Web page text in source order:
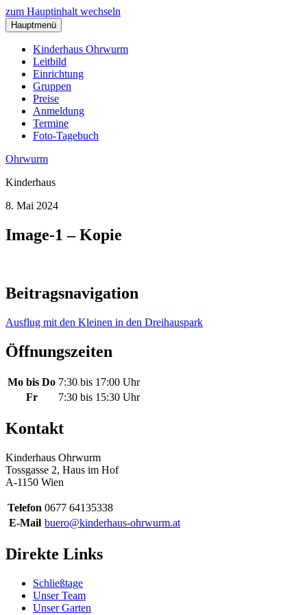
zum Hauptinhalt wechseln
Hauptmenü
Kinderhaus Ohrwurm
Leitbild
Einrichtung
Gruppen
Preise
Anmeldung
Termine
Foto-Tagebuch
Ohrwurm
Kinderhaus
8. Mai 2024
Image-1 – Kopie
Beitragsnavigation
Ausflug mit den Kleinen in den Dreihauspark
Öffnungszeiten
Mo bis Do 7:30 bis 17:00 Uhr
Fr
7:30 bis 15:30 Uhr
Kontakt
Kinderhaus Ohrwurm
Tossgasse 2, Haus im Hof
A-1150 Wien
Telefon 0677 64135338
E-Mail buero@kinderhaus-ohrwurm.at
Direkte Links
Schließtage
Unser Team
Unser Garten